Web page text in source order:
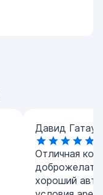
Давид
Отличная
хороший